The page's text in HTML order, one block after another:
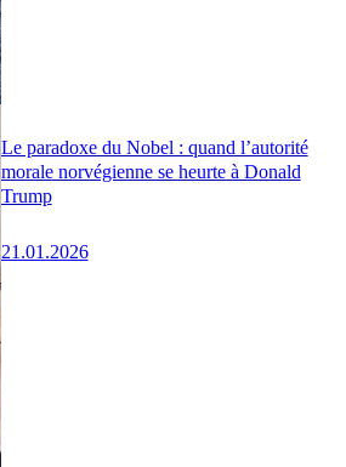
Le paradoxe du Nobel : quand l’autorité
morale norvégienne se heurte à Donald
Trump
21.01.2026